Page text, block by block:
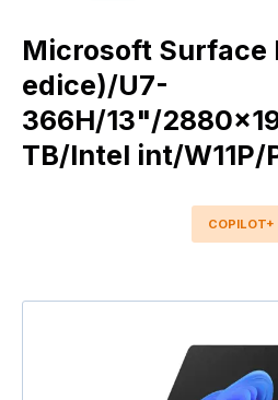
Microsoft Surface
edice)/U7-
366H/13"/
TB/Intel int/
COPILOT+